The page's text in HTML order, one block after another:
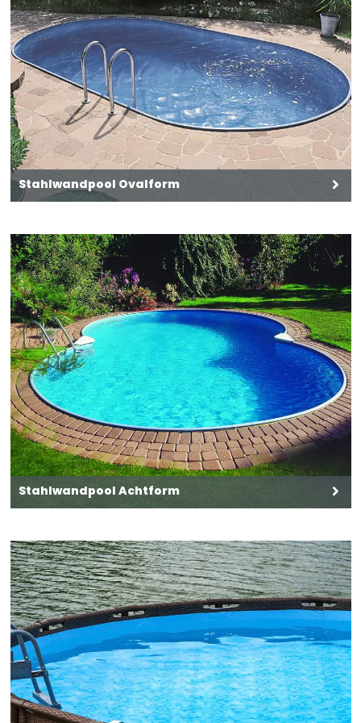
vorhandene Kontaktlinsen nach Möglichkeit
entfernen. Weiter spülen. P337+P313 Bei
anhaltender Augenreizung: Ärztlichen Rat
einholen/ärztliche Hilfe hinzuziehen.Inhaltsstoff:
CalciumchloridIndex-Nr. 017-013-00-2
Informationen zur Produktsicherheit
Hersteller/EU Verantwortliche Person: CF Group
Deutschland GmbH, Bahnhofstraße 68, 73240
Wendlingen, DE, info.de@cf.group,
+4970244048100 Gefahrstoffhinweise (falls
vorhanden): Gefahrstoffsymbole:,
Sicherheitshinweise P-Sätze:P101 Ist ärztlicher Rat
erforderlich, Verpackung oder
Kennzeichnungsetikett bereithalten., P102 Darf
Einatmen von Nebel/Dampf/Aerosol vermeiden.,
P264 Nach Gebrauch Hände gründlich waschen.,
P280 Schutzhandschuhe / Augenschutz /
Gesichtsschutz tragen., P302+P352 BEI
BERÜHRUNG MIT DER HAUT: Mit viel Wasser
waschen., P305+P351+P338 BEI KONTAKT MIT DEN
AUGEN: Einige Minuten lang behutsam mit
Wasser spülen. Eventuell vorhandene
Kontaktlinsen nach Möglichkeit entfernen.
Weiter spülen., P310 Sofort
GIFTINFORMATIONSZENTRUM/Arzt anrufen.,
P337+P313 Bei anhaltender Augenreizung:
Ärztlichen Rat einholen/ärztliche Hilfe
hinzuziehen., P405 Unter Verschluss
aufbewahren., P501 Inhalt/Behälter gemäß
örtlicher / regionaler / nationaler /
internationaler Vorschriften der Entsorgung
zuführen.
Stahlwandpool Ovalform
Stahlwandpool Achtform